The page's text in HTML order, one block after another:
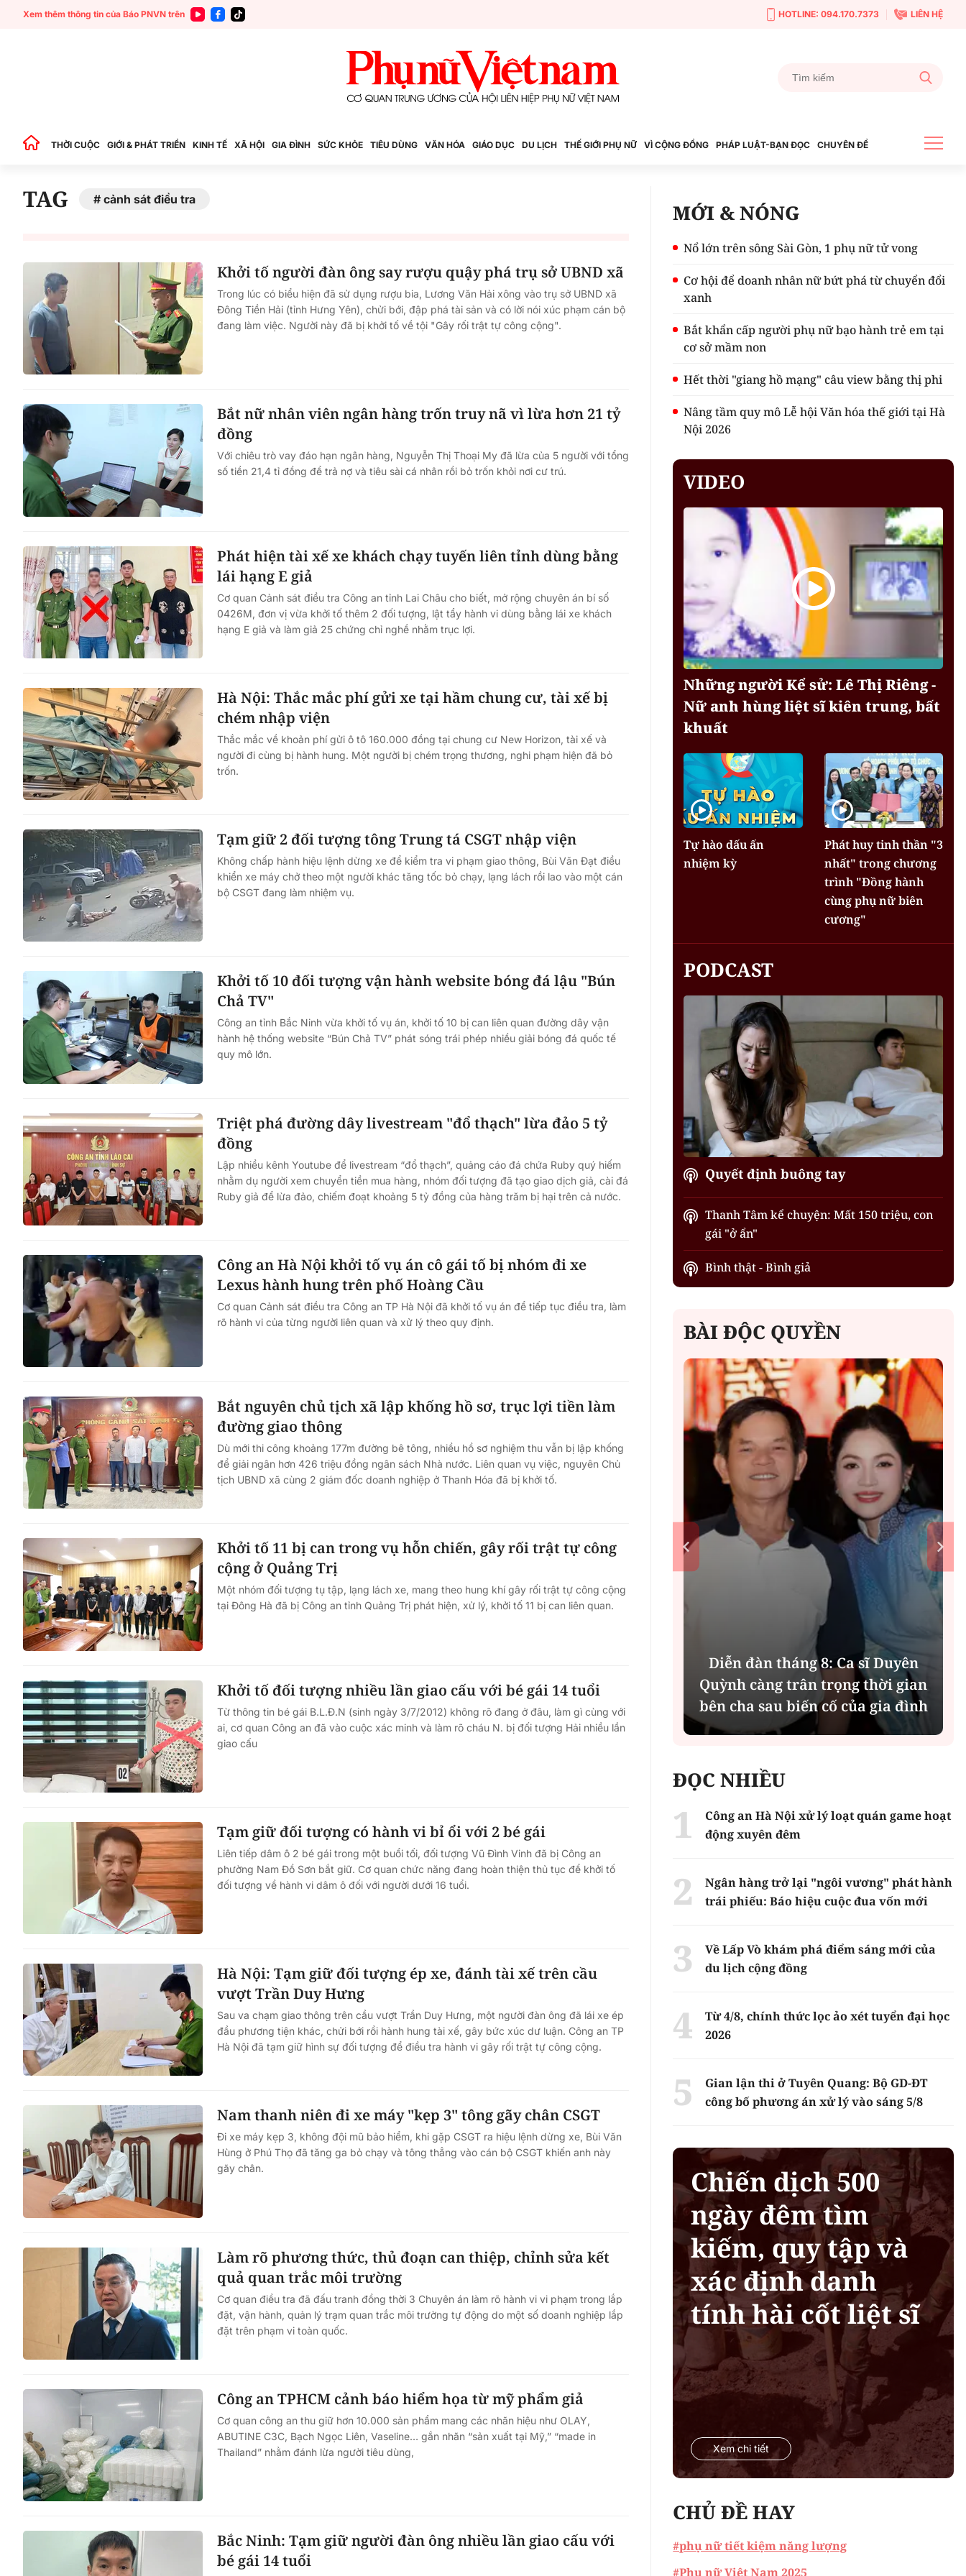
Xem thêm thông tin của Báo PNVN trên HOTLINE: 094.170.7373 LIÊN HỆ
THỜI CUỘC GIỚI & PHÁT TRIỂN KINH TẾ XÃ HỘI GIA ĐÌNH SỨC KHỎE TIÊU DÙNG VĂN HÓA GIÁO DỤC DU LỊCH THẾ GIỚI PHỤ NỮ VÌ CỘNG ĐỒNG PHÁP LUẬT-BẠN ĐỌC CHUYÊN ĐỀ
TAG cảnh sát điều tra
Khởi tố người đàn ông say rượu quậy phá trụ sở UBND xã
Trong lúc có biểu hiện đã sử dụng rượu bia, Lương Văn Hải xông vào trụ sở UBND xã
Đông Tiền Hải (tỉnh Hưng Yên), chửi bới, đập phá tài sản và có lời nói xúc phạm cán bộ
đang làm việc. Người này đã bị khởi tố về tội "Gây rối trật tự công cộng".
Bắt nữ nhân viên ngân hàng trốn truy nã vì lừa hơn 21 tỷ
đồng
Với chiêu trò vay đáo hạn ngân hàng, Nguyễn Thị Thoại My đã lừa của 5 người với tổng
số tiền 21,4 tỉ đồng để trả nợ và tiêu sài cá nhân rồi bỏ trốn khỏi nơi cư trú.
Phát hiện tài xế xe khách chạy tuyến liên tỉnh dùng bằng
lái hạng E giả
Cơ quan Cảnh sát điều tra Công an tỉnh Lai Châu cho biết, mở rộng chuyên án bí số
0426M, đơn vị vừa khởi tố thêm 2 đối tượng, lật tẩy hành vi dùng bằng lái xe khách
hạng E giả và làm giả 25 chứng chỉ nghề nhằm trục lợi.
Hà Nội: Thắc mắc phí gửi xe tại hầm chung cư, tài xế bị
chém nhập viện
Thắc mắc về khoản phí gửi ô tô 160.000 đồng tại chung cư New Horizon, tài xế và
người đi cùng bị hành hung. Một người bị chém trọng thương, nghi phạm hiện đã bỏ
trốn.
Tạm giữ 2 đối tượng tông Trung tá CSGT nhập viện
Không chấp hành hiệu lệnh dừng xe để kiểm tra vi phạm giao thông, Bùi Văn Đạt điều
khiển xe máy chở theo một người khác tăng tốc bỏ chạy, lạng lách rồi lao vào một cán
bộ CSGT đang làm nhiệm vụ.
Khởi tố 10 đối tượng vận hành website bóng đá lậu "Bún
Chả TV"
Công an tỉnh Bắc Ninh vừa khởi tố vụ án, khởi tố 10 bị can liên quan đường dây vận
hành hệ thống website “Bún Chả TV” phát sóng trái phép nhiều giải bóng đá quốc tế
quy mô lớn.
Triệt phá đường dây livestream "đổ thạch" lừa đảo 5 tỷ
đồng
Lập nhiều kênh Youtube để livestream “đổ thạch”, quảng cáo đá chứa Ruby quý hiếm
nhằm dụ người xem chuyển tiền mua hàng, nhóm đối tượng đã tạo giao dịch giả, cài đá
Ruby giả để lừa đảo, chiếm đoạt khoảng 5 tỷ đồng của hàng trăm bị hại trên cả nước.
Công an Hà Nội khởi tố vụ án cô gái tố bị nhóm đi xe
Lexus hành hung trên phố Hoàng Cầu
Cơ quan Cảnh sát điều tra Công an TP Hà Nội đã khởi tố vụ án để tiếp tục điều tra, làm
rõ hành vi của từng người liên quan và xử lý theo quy định.
Bắt nguyên chủ tịch xã lập khống hồ sơ, trục lợi tiền làm
đường giao thông
Dù mới thi công khoảng 177m đường bê tông, nhiều hồ sơ nghiệm thu vẫn bị lập khống
để giải ngân hơn 426 triệu đồng ngân sách Nhà nước. Liên quan vụ việc, nguyên Chủ
tịch UBND xã cùng 2 giám đốc doanh nghiệp ở Thanh Hóa đã bị khởi tố.
Khởi tố 11 bị can trong vụ hỗn chiến, gây rối trật tự công
cộng ở Quảng Trị
Một nhóm đối tượng tụ tập, lạng lách xe, mang theo hung khí gây rối trật tự công cộng
tại Đông Hà đã bị Công an tỉnh Quảng Trị phát hiện, xử lý, khởi tố 11 bị can liên quan.
Khởi tố đối tượng nhiều lần giao cấu với bé gái 14 tuổi
Từ thông tin bé gái B.L.Đ.N (sinh ngày 3/7/2012) không rõ đang ở đâu, làm gì cùng với
ai, cơ quan Công an đã vào cuộc xác minh và làm rõ cháu N. bị đối tượng Hải nhiều lần
giao cấu
Tạm giữ đối tượng có hành vi bỉ ổi với 2 bé gái
Liên tiếp dâm ô 2 bé gái trong một buổi tối, đối tượng Vũ Đình Vinh đã bị Công an
phường Nam Đồ Sơn bắt giữ. Cơ quan chức năng đang hoàn thiện thủ tục để khởi tố
đối tượng về hành vi dâm ô đối với người dưới 16 tuổi.
Hà Nội: Tạm giữ đối tượng ép xe, đánh tài xế trên cầu
vượt Trần Duy Hưng
Sau va chạm giao thông trên cầu vượt Trần Duy Hưng, một người đàn ông đã lái xe ép
đầu phương tiện khác, chửi bới rồi hành hung tài xế, gây bức xúc dư luận. Công an TP
Hà Nội đã tạm giữ hình sự đối tượng để điều tra hành vi gây rối trật tự công cộng.
Nam thanh niên đi xe máy "kẹp 3" tông gãy chân CSGT
Đi xe máy kẹp 3, không đội mũ bảo hiểm, khi gặp CSGT ra hiệu lệnh dừng xe, Bùi Văn
Hùng ở Phú Thọ đã tăng ga bỏ chạy và tông thẳng vào cán bộ CSGT khiến anh này
gãy chân.
Làm rõ phương thức, thủ đoạn can thiệp, chỉnh sửa kết
quả quan trắc môi trường
Cơ quan điều tra đã đấu tranh đồng thời 3 Chuyên án làm rõ hành vi vi phạm trong lắp
đặt, vận hành, quản lý trạm quan trắc môi trường tự động do một số doanh nghiệp lắp
đặt trên phạm vi toàn quốc.
Công an TPHCM cảnh báo hiểm họa từ mỹ phẩm giả
Cơ quan công an thu giữ hơn 10.000 sản phẩm mang các nhãn hiệu như OLAY,
ABUTINE C3C, Bạch Ngọc Liên, Vaseline… gắn nhãn “sản xuất tại Mỹ,” “made in
Thailand” nhằm đánh lừa người tiêu dùng,
Bắc Ninh: Tạm giữ người đàn ông nhiều lần giao cấu với
bé gái 14 tuổi
MỚI & NÓNG
Nổ lớn trên sông Sài Gòn, 1 phụ nữ tử vong
Cơ hội để doanh nhân nữ bứt phá từ chuyển đổi
xanh
Bắt khẩn cấp người phụ nữ bạo hành trẻ em tại
cơ sở mầm non
Hết thời "giang hồ mạng" câu view bằng thị phi
Nâng tầm quy mô Lễ hội Văn hóa thế giới tại Hà
Nội 2026
VIDEO
Những người Kể sử: Lê Thị Riêng -
Nữ anh hùng liệt sĩ kiên trung, bất
khuất
Tự hào dấu ấn
nhiệm kỳ
Phát huy tinh thần "3
nhất" trong chương
trình "Đồng hành
cùng phụ nữ biên
cương"
PODCAST
Quyết định buông tay
Thanh Tâm kể chuyện: Mất 150 triệu, con
gái "ở ẩn"
Bình thật - Bình giả
BÀI ĐỘC QUYỀN
mảnh đất và bản án vì lẽ công
bằng
tiếp cận các dịch vụ y tế kỹ thuật
cao
Diễn đàn tháng 8: Ca sĩ Duyên
Quỳnh càng trân trọng thời gian
bên cha sau biến cố của gia đình
ĐỌC NHIỀU
Công an Hà Nội xử lý loạt quán game hoạt
động xuyên đêm
Ngân hàng trở lại "ngôi vương" phát hành
trái phiếu: Báo hiệu cuộc đua vốn mới
Về Lấp Vò khám phá điểm sáng mới của
du lịch cộng đồng
Từ 4/8, chính thức lọc ảo xét tuyển đại học
2026
Gian lận thi ở Tuyên Quang: Bộ GD-ĐT
công bố phương án xử lý vào sáng 5/8
Chiến dịch 500
ngày đêm tìm
kiếm, quy tập và
xác định danh
tính hài cốt liệt sĩ
Xem chi tiết
CHỦ ĐỀ HAY
#phụ nữ tiết kiệm năng lượng
#Phụ nữ Việt Nam 2025